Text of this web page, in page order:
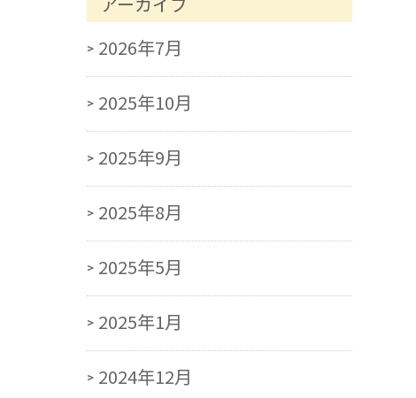
2026年7月
2025年10月
2025年9月
2025年8月
2025年5月
2025年1月
2024年12月